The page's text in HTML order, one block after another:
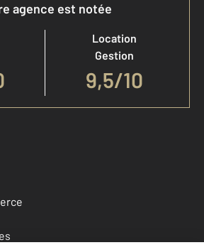
agence est notée
Location
Gestion
9,5/10